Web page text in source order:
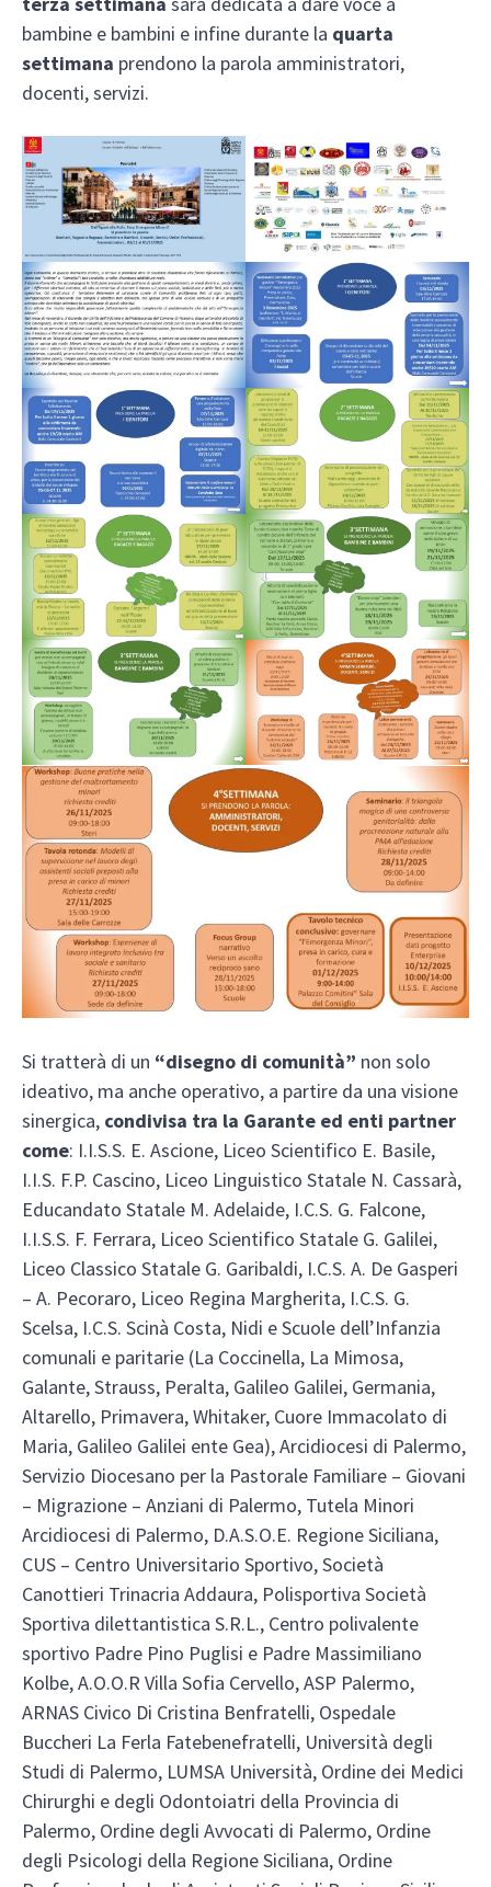
bambine e bambini e infine durante la quarta
settimana prendono la parola amministratori,
docenti, servizi.
Si tratterà di un “disegno di comunità” non solo
ideativo, ma anche operativo, a partire da una visione
sinergica, condivisa tra la Garante ed enti partner
come: I.I.S.S. E. Ascione, Liceo Scientifico E. Basile,
I.I.S. F.P. Cascino, Liceo Linguistico Statale N. Cassarà,
Educandato Statale M. Adelaide, I.C.S. G. Falcone,
I.I.S.S. F. Ferrara, Liceo Scientifico Statale G. Galilei,
Liceo Classico Statale G. Garibaldi, I.C.S. A. De Gasperi
– A. Pecoraro, Liceo Regina Margherita, I.C.S. G.
Scelsa, I.C.S. Scinà Costa, Nidi e Scuole dell’Infanzia
comunali e paritarie (La Coccinella, La Mimosa,
Galante, Strauss, Peralta, Galileo Galilei, Germania,
Altarello, Primavera, Whitaker, Cuore Immacolato di
Maria, Galileo Galilei ente Gea), Arcidiocesi di Palermo,
Servizio Diocesano per la Pastorale Familiare – Giovani
– Migrazione – Anziani di Palermo, Tutela Minori
Arcidiocesi di Palermo, D.A.S.O.E. Regione Siciliana,
CUS – Centro Universitario Sportivo, Società
Canottieri Trinacria Addaura, Polisportiva Società
Sportiva dilettantistica S.R.L., Centro polivalente
sportivo Padre Pino Puglisi e Padre Massimiliano
Kolbe, A.O.O.R Villa Sofia Cervello, ASP Palermo,
ARNAS Civico Di Cristina Benfratelli, Ospedale
Buccheri La Ferla Fatebenefratelli, Università degli
Studi di Palermo, LUMSA Università, Ordine dei Medici
Chirurghi e degli Odontoiatri della Provincia di
Palermo, Ordine degli Avvocati di Palermo, Ordine
degli Psicologi della Regione Siciliana, Ordine